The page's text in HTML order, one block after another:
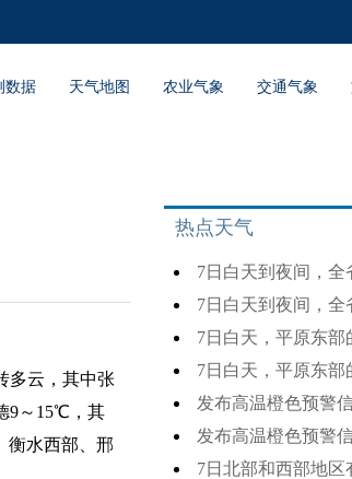
数据 天气地图 农业气象 交通气象
多云，其中张
9～15℃，其
衡水西部、邢
热点天气
7日白天到夜间，全
7日白天到夜间，全
7日白天，平原东部
7日白天，平原东部
发布高温橙色预警
发布高温橙色预警
7日北部和西部地区